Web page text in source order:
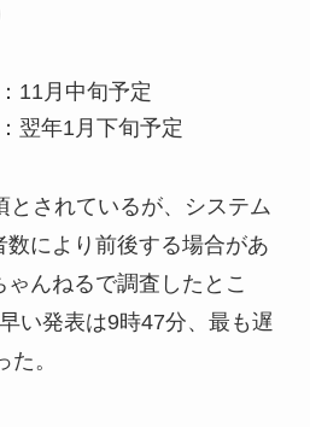
11月中旬予定
翌年1月下旬予定
とされているが、システム
数により前後する場合があ
んねるで調査したとこ
い発表は9時47分、最も遅
。